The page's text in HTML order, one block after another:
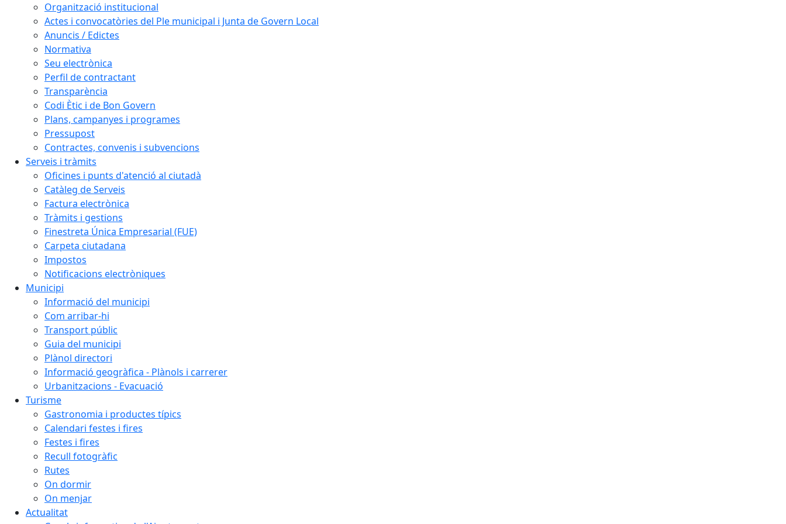
Organització institucional
Actes i convocatòries del Ple municipal i Junta de Govern Local
Anuncis / Edictes
Normativa
Seu electrònica
Perfil de contractant
Transparència
Codi Ètic i de Bon Govern
Plans, campanyes i programes
Pressupost
Contractes, convenis i subvencions
Serveis i tràmits
Oficines i punts d'atenció al ciutadà
Catàleg de Serveis
Factura electrònica
Tràmits i gestions
Finestreta Única Empresarial (FUE)
Carpeta ciutadana
Impostos
Notificacions electròniques
Municipi
Informació del municipi
Com arribar-hi
Transport públic
Guia del municipi
Plànol directori
Informació geogràfica - Plànols i carrerer
Urbanitzacions - Evacuació
Turisme
Gastronomia i productes típics
Calendari festes i fires
Festes i fires
Recull fotogràfic
Rutes
On dormir
On menjar
Actualitat